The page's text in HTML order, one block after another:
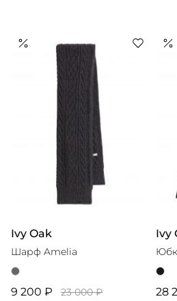
Ivy Oak
Шарф Amelia
9 200 ₽ 23 000 ₽
Ivy
28